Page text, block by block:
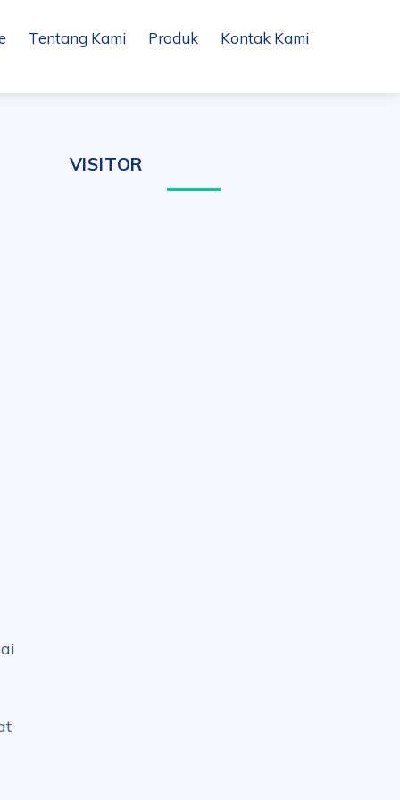
Tentang Kami Produk Kontak Kami
VISITOR